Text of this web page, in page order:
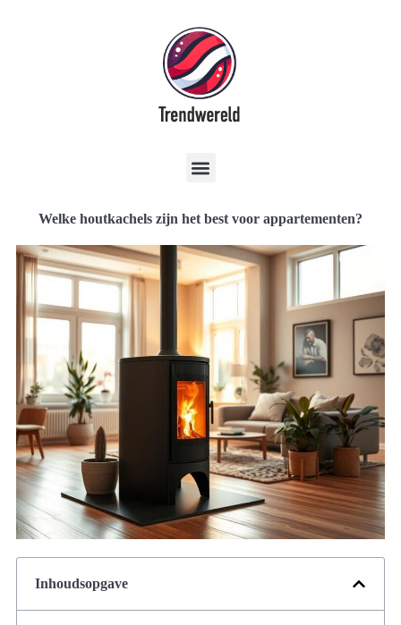
Welke houtkachels zijn het best voor appartementen?
Inhoudsopgave